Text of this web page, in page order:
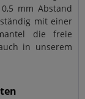
mm Abstand
mit einer
die freie
in unserem